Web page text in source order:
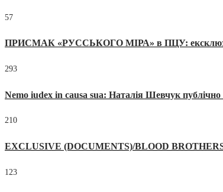
57
ПРИСМАК «РУССЬКОГО МІРА» в ПЦУ: ексклюзивні
293
Nemo iudex in causa sua: Наталія Шевчук публічно
210
EXCLUSIVE (DOCUMENTS)/BLOOD
123